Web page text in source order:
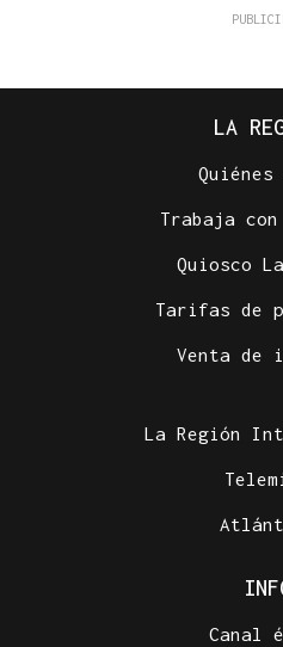
LA
Quiénes
Trabaja
Quiosco
Tarifas de
Venta de
La Región
Canal